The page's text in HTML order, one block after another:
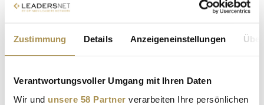
Zustimmung Details Anzeigeneinstellungen
Verantwortungsvoller Umgang mit Ihren Daten
Wir und unsere 58 Partner verarbeiten Ihre persönlichen